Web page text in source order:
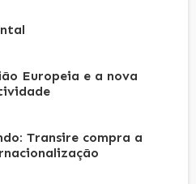
Europeia e a nova
Transire compra a